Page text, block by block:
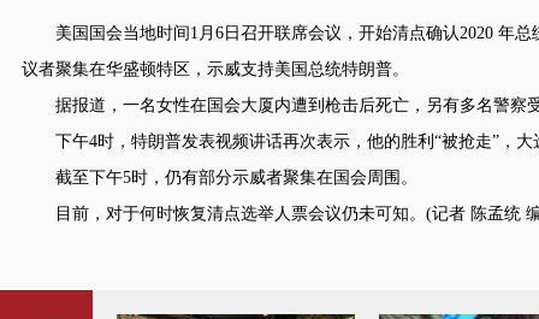
美国国会当地时间1月6日召开联席会议，开始清点确认2020 年总
议者聚集在华盛顿特区，示威支持美国总统特朗普。
据报道，一名女性在国会大厦内遭到枪击后死亡，另有多名警察
下午4时，特朗普发表视频讲话再次表示，他的胜利“被抢走”，大
截至下午5时，仍有部分示威者聚集在国会周围。
目前，对于何时恢复清点选举人票会议仍未可知。(记者 陈孟统